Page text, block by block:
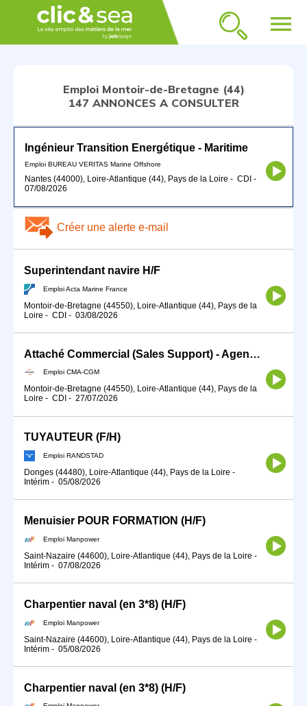
menu
Emploi Montoir-de-Bretagne (44)
147 ANNONCES A CONSULTER
Ingénieur Transition Energétique - Maritime
Emploi BUREAU VERITAS Marine Offshore
Nantes (44000), Loire-Atlantique (44), Pays de la Loire - CDI -
07/08/2026
Créer une alerte e-mail
Superintendant navire H/F
Emploi Acta Marine France
Montoir-de-Bretagne (44550), Loire-Atlantique (44), Pays de la
Loire - CDI - 03/08/2026
Attaché Commercial (Sales Support) - Agence Montoir
Emploi CMA-CGM
Montoir-de-Bretagne (44550), Loire-Atlantique (44), Pays de la
Loire - CDI - 27/07/2026
TUYAUTEUR (F/H)
Emploi RANDSTAD
Donges (44480), Loire-Atlantique (44), Pays de la Loire -
Intérim - 05/08/2026
Menuisier POUR FORMATION (H/F)
Emploi Manpower
Saint-Nazaire (44600), Loire-Atlantique (44), Pays de la Loire -
Intérim - 07/08/2026
Charpentier naval (en 3*8) (H/F)
Emploi Manpower
Saint-Nazaire (44600), Loire-Atlantique (44), Pays de la Loire -
Intérim - 05/08/2026
Charpentier naval (en 3*8) (H/F)